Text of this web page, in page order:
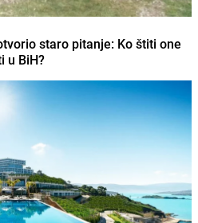
staro pitanje: Ko štiti one
u BiH?